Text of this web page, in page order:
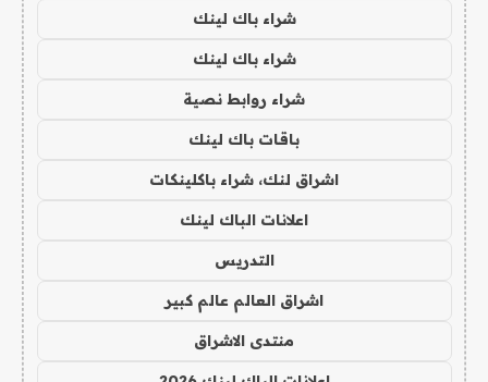
شراء باك لينك
شراء باك لينك
شراء روابط نصية
باقات باك لينك
اشراق لنك، شراء باكلينكات
اعلانات الباك لينك
التدريس
اشراق العالم عالم كبير
منتدى الاشراق